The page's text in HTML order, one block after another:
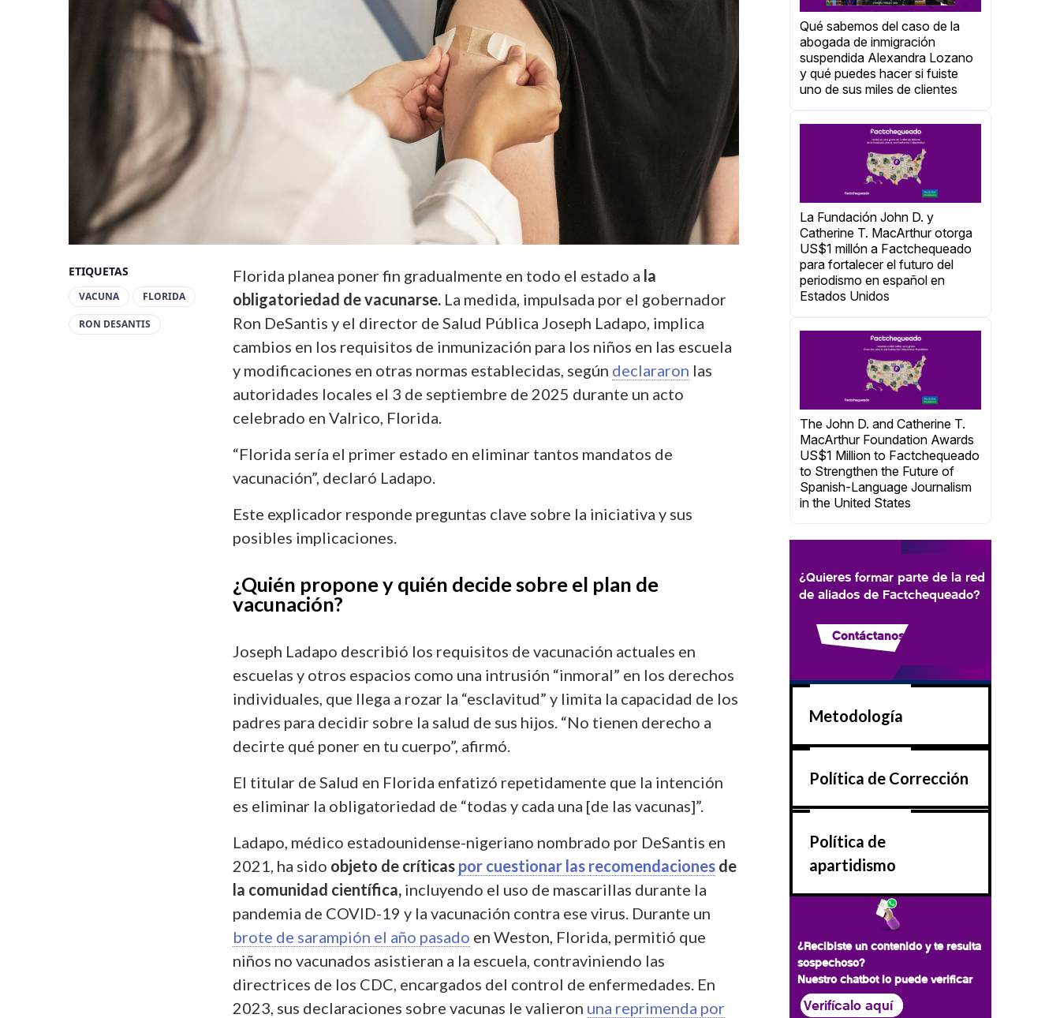
ETIQUETAS
VACUNA FLORIDA
RON DESANTIS
Florida planea poner fin gradualmente en todo el estado a la
obligatoriedad de vacunarse. La medida, impulsada por el gobernador
Ron DeSantis y el director de Salud Pública Joseph Ladapo, implica
cambios en los requisitos de inmunización para los niños en las escuela
y modificaciones en otras normas establecidas, según declararon las
autoridades locales el 3 de septiembre de 2025 durante un acto
celebrado en Valrico, Florida.
“Florida sería el primer estado en eliminar tantos mandatos de
vacunación”, declaró Ladapo.
Este explicador responde preguntas clave sobre la iniciativa y sus
posibles implicaciones.
¿Quién propone y quién decide sobre el plan de
vacunación?
Joseph Ladapo describió los requisitos de vacunación actuales en
escuelas y otros espacios como una intrusión “inmoral” en los derechos
individuales, que llega a rozar la “esclavitud” y limita la capacidad de los
padres para decidir sobre la salud de sus hijos. “No tienen derecho a
decirte qué poner en tu cuerpo”, afirmó.
El titular de Salud en Florida enfatizó repetidamente que la intención
es eliminar la obligatoriedad de “todas y cada una [de las vacunas]”.
Ladapo, médico estadounidense-nigeriano nombrado por DeSantis en
2021, ha sido objeto de críticas por cuestionar las recomendaciones de
la comunidad científica, incluyendo el uso de mascarillas durante la
pandemia de COVID-19 y la vacunación contra ese virus. Durante un
brote de sarampión el año pasado en Weston, Florida, permitió que
niños no vacunados asistieran a la escuela, contraviniendo las
directrices de los CDC, encargados del control de enfermedades. En
2023, sus declaraciones sobre vacunas le valieron una reprimenda por
Qué sabemos del caso de la
abogada de inmigración
suspendida Alexandra Lozano
y qué puedes hacer si fuiste
uno de sus miles de clientes
La Fundación John D. y
Catherine T. MacArthur otorga
US$1 millón a Factchequeado
para fortalecer el futuro del
periodismo en español en
Estados Unidos
The John D. and Catherine T.
MacArthur Foundation Awards
US$1 Million to Factchequeado
to Strengthen the Future of
Spanish-Language Journalism
in the United States
¿Quieres formar parte de la red
de aliados de Factchequeado?
Contáctanos
Metodología
Política de Corrección
Política de
apartidismo
¿Recibiste un contenido y te resulta
sospechoso?
Nuestro chatbot lo puede verificar
Verifícalo aquí